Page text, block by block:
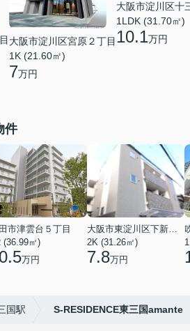
大阪市淀川区宮原２丁目
1K (21.60㎡)
7万円
大阪市淀川区十
1LDK (31.70㎡)
10.1万円
件
市津雲台５丁目
(36.99㎡)
万円
大阪市東淀川区下新庄５丁目
2K (31.26㎡)
7.8万円
国駅 S-RESIDENCE東三国amante